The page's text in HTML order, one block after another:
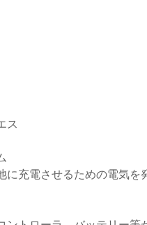
ス
充電させるための電気を